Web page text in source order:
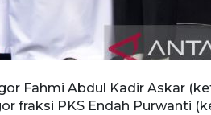
Fahmi Abdul Kadir Askar
fraksi PKS Endah Purwanti